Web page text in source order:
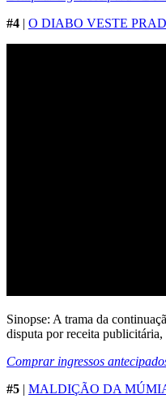
#4 | O DIABO VESTE
Sinopse: A trama da
disputa por receita
Comprar ingressos
#5 | MALDIÇÃO DA